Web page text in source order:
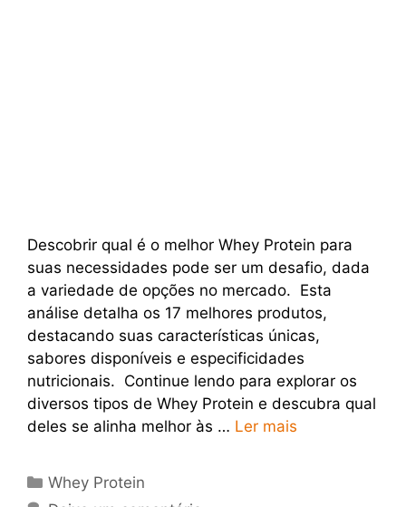
Descobrir qual é o melhor Whey Protein para
suas necessidades pode ser um desafio, dada
a variedade de opções no mercado. Esta
análise detalha os 17 melhores produtos,
destacando suas características únicas,
sabores disponíveis e especificidades
nutricionais. Continue lendo para explorar os
diversos tipos de Whey Protein e descubra qual
deles se alinha melhor às … Ler mais
Categorias
Whey Protein